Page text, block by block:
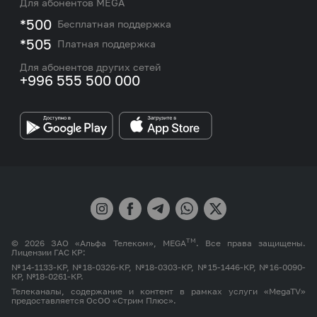
eSIM
Подбор номера
M2M
Контакты сотрудников отдела по работе с
корпоративными и VIP клиентами
Карта покрытия сети и центров обслуживания
Работа в MEGA
Бренд MEGA
*500 Бесплатная поддержка
*505 Платная поддержка
Для абонентов других сетей
+996 555 500 000
© 2026 ЗАО «Альфа Телеком», MEGATM. Все права защищены.
Лицензии ГАС КР:
№14-1133-КР, №18-0326-КР, №18-0303-КР, №15-1446-КР, №16-0090-
КР, №18-0261-КР.
Телеканалы, содержание и контент в рамках услуги «MegaTV»
предоставляется ОсОО «Стрим Плюс».